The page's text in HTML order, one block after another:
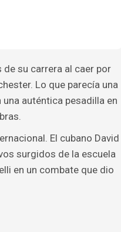
su carrera al caer por
Lo que parecía una
auténtica pesadilla en
El cubano David
surgidos de la escuela
en un combate que dio